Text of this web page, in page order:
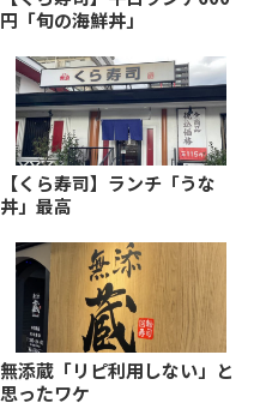
円「旬の海鮮丼」
【くら寿司】ランチ「うな
丼」最高
無添蔵「リピ利用しない」と
思ったワケ